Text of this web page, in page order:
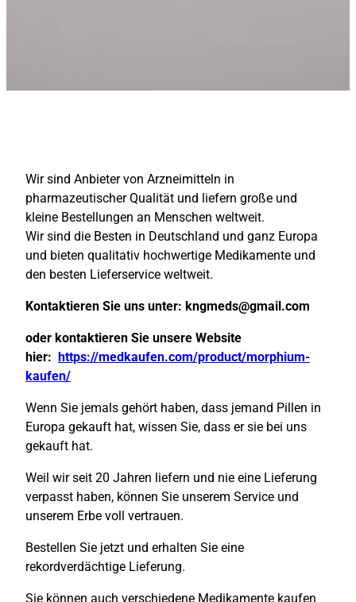
Wir sind Anbieter von Arzneimitteln in
pharmazeutischer Qualität und liefern große und
kleine Bestellungen an Menschen weltweit.
Wir sind die Besten in Deutschland und ganz Europa
und bieten qualitativ hochwertige Medikamente und
den besten Lieferservice weltweit.
Kontaktieren Sie uns unter: kngmeds@gmail.com
oder kontaktieren Sie unsere Website
hier:
https://medkaufen.com/product/morphium-
kaufen/
Wenn Sie jemals gehört haben, dass jemand Pillen in
Europa gekauft hat, wissen Sie, dass er sie bei uns
gekauft hat.
Weil wir seit 20 Jahren liefern und nie eine Lieferung
verpasst haben, können Sie unserem Service und
unserem Erbe voll vertrauen.
Bestellen Sie jetzt und erhalten Sie eine
rekordverdächtige Lieferung.
Sie können auch verschiedene Medikamente kaufen